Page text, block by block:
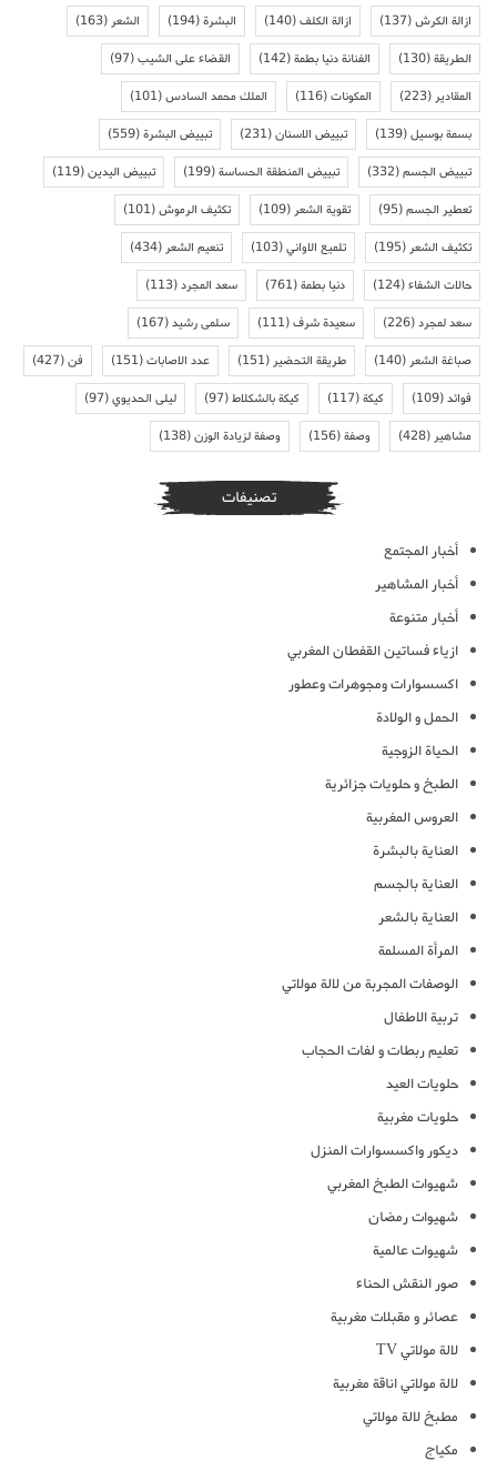
ازالة الكرش(137) ازالة الكلف(140) البشرة(194) الشعر(163)
الطريقة(130) الفنانة دنيا بطمة(142) القضاء على الشيب(97)
المقادير(223) المكونات(116) الملك محمد السادس(101)
بسمة بوسيل(139) تبييض الاسنان(231) تبييض البشرة(559)
تبييض الجسم(332) تبييض المنطقة الحساسة(199) تبييض اليدين(119)
تعطير الجسم(95) تقوية الشعر(109) تكثيف الرموش(101)
تكثيف الشعر(195) تلميع الاواني(103) تنعيم الشعر(434)
حالات الشفاء(124) دنيا بطمة(761) سعد المجرد(113)
سعد لمجرد(226) سعيدة شرف(111) سلمى رشيد(167)
صباغة الشعر(140) طريقة التحضير(151) عدد الاصابات(151) فن(427)
فوائد(109) كيكة(117) كيكة بالشكلاط(97) ليلى الحديوي(97)
مشاهير(428) وصفة(156) وصفة لزيادة الوزن(138)
تصنيفات
أخبار المجتمع
أخبار المشاهير
أخبار متنوعة
ازياء فساتين القفطان المغربي
اكسسوارات ومجوهرات وعطور
الحمل و الولادة
الحياة الزوجية
الطبخ و حلويات جزائرية
العروس المغربية
العناية بالبشرة
العناية بالجسم
العناية بالشعر
المرأة المسلمة
الوصفات المجربة من لالة مولاتي
تربية الاطفال
تعليم ربطات و لفات الحجاب
حلويات العيد
حلويات مغربية
ديكور واكسسوارات المنزل
شهيوات الطبخ المغربي
شهيوات رمضان
شهيوات عالمية
صور النقش الحناء
عصائر و مقبلات مغربية
لالة مولاتي TV
لالة مولاتي اناقة مغربية
مطبخ لالة مولاتي
مكياج